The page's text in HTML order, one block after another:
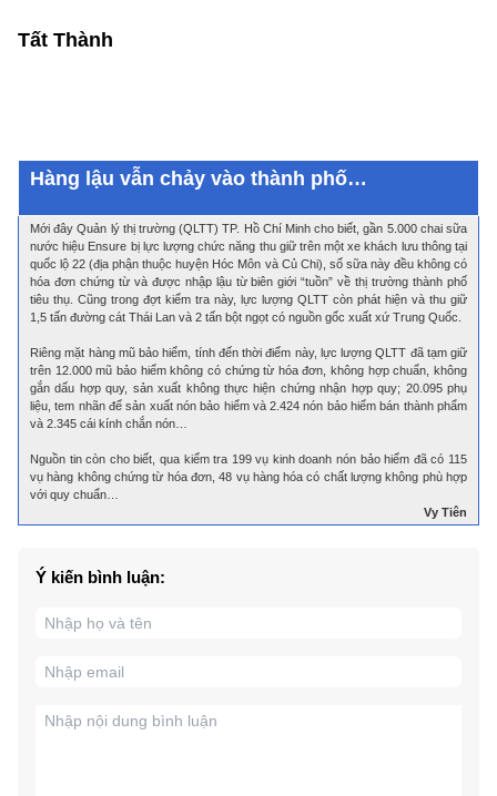
Tất Thành
Hàng lậu vẫn chảy vào thành phố…
Mới đây Quản lý thị trường (QLTT) TP. Hồ Chí Minh cho biết, gần 5.000 chai sữa
nước hiệu Ensure bị lực lượng chức năng thu giữ trên một xe khách lưu thông tại
quốc lộ 22 (địa phận thuộc huyện Hóc Môn và Củ Chi), số sữa này đều không có
hóa đơn chứng từ và được nhập lậu từ biên giới “tuồn” về thị trường thành phố
tiêu thụ. Cũng trong đợt kiểm tra này, lực lượng QLTT còn phát hiện và thu giữ
1,5 tấn đường cát Thái Lan và 2 tấn bột ngọt có nguồn gốc xuất xứ Trung Quốc.
Riêng mặt hàng mũ bảo hiểm, tính đến thời điểm này, lực lượng QLTT đã tạm giữ
trên 12.000 mũ bảo hiểm không có chứng từ hóa đơn, không hợp chuẩn, không
gắn dấu hợp quy, sản xuất không thực hiện chứng nhận hợp quy; 20.095 phụ
liệu, tem nhãn để sản xuất nón bảo hiểm và 2.424 nón bảo hiểm bán thành phẩm
và 2.345 cái kính chắn nón…
Nguồn tin còn cho biết, qua kiểm tra 199 vụ kinh doanh nón bảo hiểm đã có 115
vụ hàng không chứng từ hóa đơn, 48 vụ hàng hóa có chất lượng không phù hợp
với quy chuẩn…
Vy Tiên
Ý kiến bình luận: